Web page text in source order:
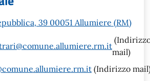
39 00051 Allumiere (RM)
mail)
(Indirizzo